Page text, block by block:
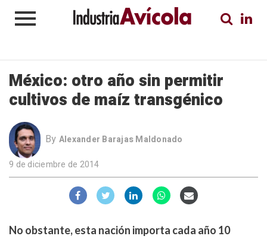
México: otro año sin permitir
cultivos de maíz transgénico
By Alexander Barajas Maldonado
9 de diciembre de 2014
No obstante, esta nación importa cada año 10